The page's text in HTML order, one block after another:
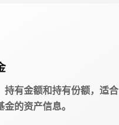
持有金额和持有份额，适合
的资产信息。